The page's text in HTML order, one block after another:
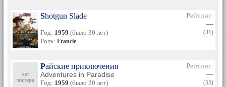
Shotgun Slade
Год: 1959 (было 30 лет)
Роль: Francie
Рейтинг:
—
(31)
Райские приключения
Adventures in Paradise
Год: 1959 (было 30 лет)
Рейтинг:
—
(55)